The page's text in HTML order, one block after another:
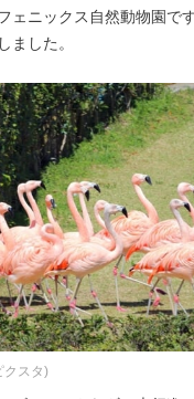
ェニックス自然動物園で
ました。
クスタ)